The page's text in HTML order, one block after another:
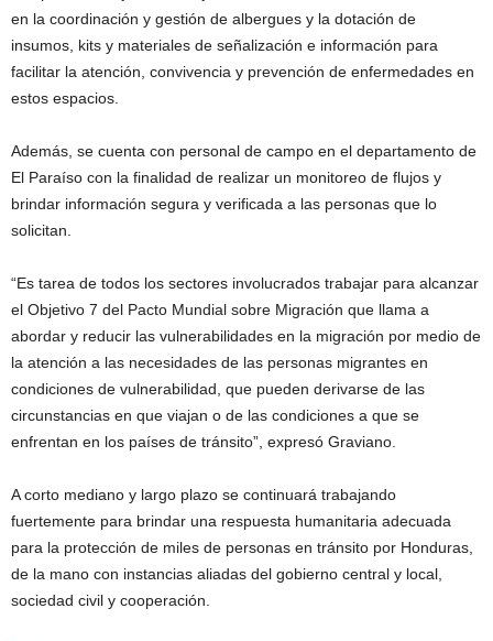
en la coordinación y gestión de albergues y la dotación de
insumos, kits y materiales de señalización e información para
facilitar la atención, convivencia y prevención de enfermedades en
estos espacios.
Además, se cuenta con personal de campo en el departamento de
El Paraíso con la finalidad de realizar un monitoreo de flujos y
brindar información segura y verificada a las personas que lo
solicitan.
“Es tarea de todos los sectores involucrados trabajar para alcanzar
el Objetivo 7 del Pacto Mundial sobre Migración que llama a
abordar y reducir las vulnerabilidades en la migración por medio de
la atención a las necesidades de las personas migrantes en
condiciones de vulnerabilidad, que pueden derivarse de las
circunstancias en que viajan o de las condiciones a que se
enfrentan en los países de tránsito”, expresó Graviano.
A corto mediano y largo plazo se continuará trabajando
fuertemente para brindar una respuesta humanitaria adecuada
para la protección de miles de personas en tránsito por Honduras,
de la mano con instancias aliadas del gobierno central y local,
sociedad civil y cooperación.